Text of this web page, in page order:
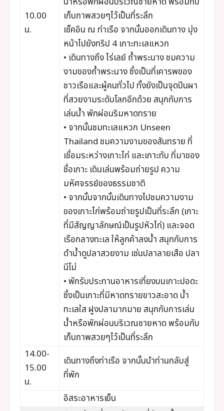
10.00
น.
เก็บภาพสวยๆไว้เป็นที่ระลึก
เช็คอิน ณ ท่าเรือ จากนั้นออกเดินทาง มุ่ง
หน้าไปยังทริป 4 เกาะทะเลแหวก
• เดินทางถึง ไร่เลย์ ถ้ำพระนาง ชมความ
งามของถ้ำพระนาง ซึ่งเป็นที่เคารพของ
ชาวเรือและผู้คนทั่วไป ทั้งยังเป็นจุดปีนผา
ที่สวยงามระดับโลกอีกด้วย สนุกกับการ
เล่นน้ำ พักผ่อนริมหาดทราย
• จากนั้นชมทะเลแหวก Unseen
Thailand ชมความงามของสันทราย ที่
เชื่อมระหว่างเกาะไก่ และเกาะทับ ที่มาของ
ชื่อเกาะ เดินเล่นพร้อมถ่ายรูป ความ
มหัศจรรย์ของธรรมชาติ
• จากนั้นจากนั้นเดินทางไปชมความงาม
ของเกาะไก่พร้อมถ่ายรูปเป็นที่ระลึก (เกาะ
ที่มีสัญญาลักษณ์เป็นรูปหัวไก่) และจอด
เรือกลางทะเล ให้ลูกค้าลงน้ำ สนุกกับการ
ดำน้ำดูปลาสวยงาม เช่นปลาลายเสือ ปลา
นีโม่
• พักรับประทานอาหารเที่ยงบนเกาะปอดะ
ซึ่งเป็นเกาะที่มีหาดทรายขาวสะอาด น้ำ
ทะเลใส ฝูงปลามากมาย สนุกกับการเล่น
น้ำหรือพักผ่อนบริเวณชายหาด พร้อมกับ
เก็บภาพสวยๆไว้เป็นที่ระลึก
14.00-
15.00
น.
เดินทางถึงท่าเรือ จากนั้นนำท่านกลับสู่
ที่พัก
อิสระอาหารเย็น